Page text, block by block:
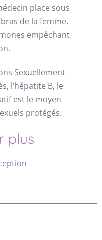
place sous
de la femme.
empêchant
Sexuellement
l’hépatite B, le
est le moyen
protégés.
plus